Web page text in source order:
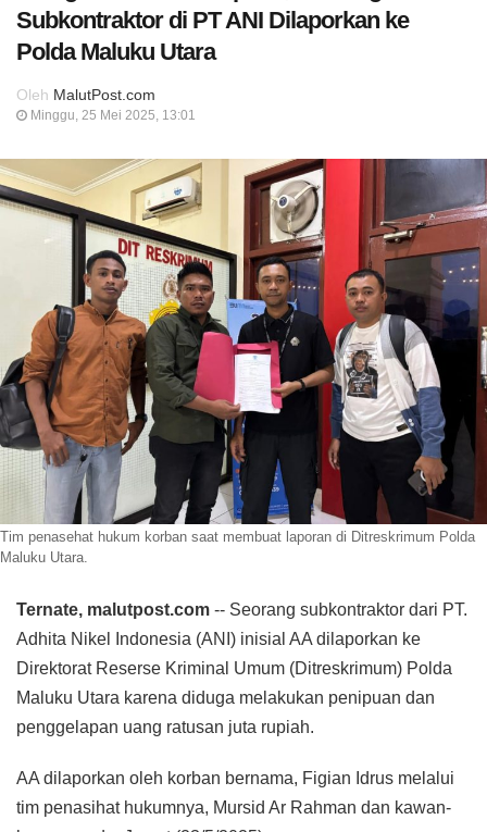
Subkontraktor di PT ANI Dilaporkan ke
Polda Maluku Utara
Oleh MalutPost.com
Minggu, 25 Mei 2025, 13:01
Tim penasehat hukum korban saat membuat laporan di Ditreskrimum Polda
Maluku Utara.
Ternate, malutpost.com -- Seorang subkontraktor dari PT.
Adhita Nikel Indonesia (ANI) inisial AA dilaporkan ke
Direktorat Reserse Kriminal Umum (Ditreskrimum) Polda
Maluku Utara karena diduga melakukan penipuan dan
penggelapan uang ratusan juta rupiah.
AA dilaporkan oleh korban bernama, Figian Idrus melalui
tim penasihat hukumnya, Mursid Ar Rahman dan kawan-